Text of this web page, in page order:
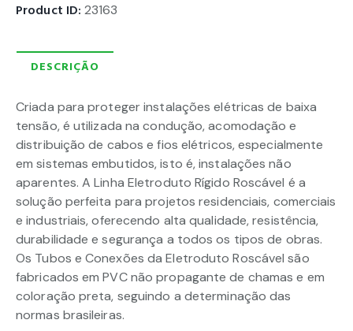
Product ID:23163
DESCRIÇÃO
Criada para proteger instalações elétricas de baixa
tensão, é utilizada na condução, acomodação e
distribuição de cabos e fios elétricos, especialmente
em sistemas embutidos, isto é, instalações não
aparentes. A Linha Eletroduto Rígido Roscável é a
solução perfeita para projetos residenciais, comerciais
e industriais, oferecendo alta qualidade, resistência,
durabilidade e segurança a todos os tipos de obras.
Os Tubos e Conexões da Eletroduto Roscável são
fabricados em PVC não propagante de chamas e em
coloração preta, seguindo a determinação das
normas brasileiras.